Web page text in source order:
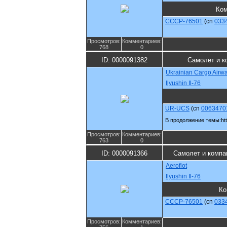
CCCP-76501 (cn
Просмотров:
768
Комментариев:
0
ID: 0000091382 Самолет и
Ukrainian Cargo
Ilyushin Il-76
UR-UCS (cn
В продолжение
Просмотров:
763
Комментариев:
0
ID: 0000091366 Самолет и
Aeroflot
Ilyushin Il-76
CCCP-76501 (cn
Просмотров: Комментариев: